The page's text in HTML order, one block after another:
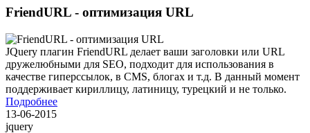
FriendURL - оптимизация URL
JQuery плагин FriendURL делает ваши заголовки или URL
дружелюбными для SEO, подходит для использования в
качестве гиперссылок, в CMS, блогах и т.д. В данный момент
поддерживает кириллицу, латиницу, турецкий и не только.
Подробнее
13-06-2015
jquery